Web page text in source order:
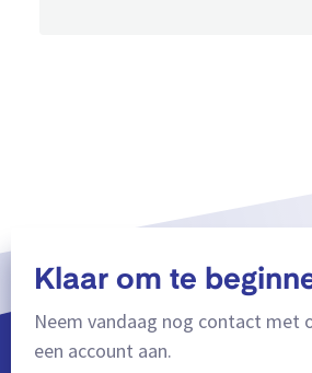
Klaar om te
Neem vandaag nog contact met
een account aan.